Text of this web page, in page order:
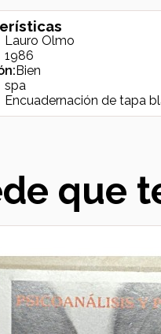
Lauro Olmo
1986
Bien
spa
Encuadernación de tapa
que